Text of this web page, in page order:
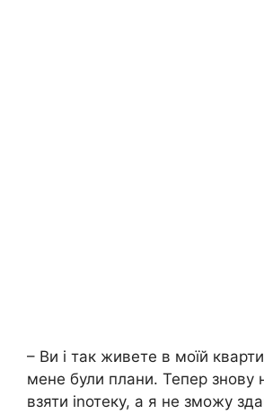
– Ви і так живете в моїй
мене були плани. Тепер знову
взяти іnотеку, а я не зможу